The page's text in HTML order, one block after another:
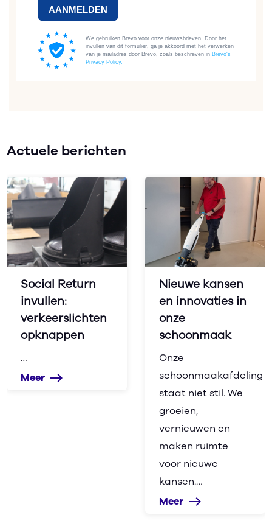
Actuele berichten
Social Return
invullen:
verkeerslichten
opknappen
…
Meer east
Nieuwe kansen
en innovaties in
onze
schoonmaak
Onze
schoonmaakafdeling
staat niet stil. We
groeien,
vernieuwen en
maken ruimte
voor nieuwe
kansen.…
Meer east